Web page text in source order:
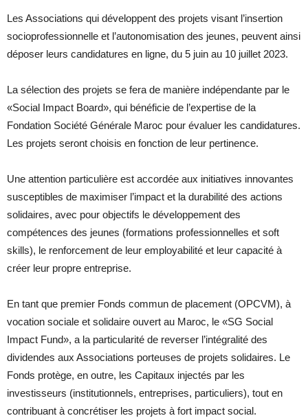
Les Associations qui développent des projets visant l’insertion
socioprofessionnelle et l’autonomisation des jeunes, peuvent ainsi
déposer leurs candidatures en ligne, du 5 juin au 10 juillet 2023.
La sélection des projets se fera de manière indépendante par le
«Social Impact Board», qui bénéficie de l’expertise de la
Fondation Société Générale Maroc pour évaluer les candidatures.
Les projets seront choisis en fonction de leur pertinence.
Une attention particulière est accordée aux initiatives innovantes
susceptibles de maximiser l’impact et la durabilité des actions
solidaires, avec pour objectifs le développement des
compétences des jeunes (formations professionnelles et soft
skills), le renforcement de leur employabilité et leur capacité à
créer leur propre entreprise.
En tant que premier Fonds commun de placement (OPCVM), à
vocation sociale et solidaire ouvert au Maroc, le «SG Social
Impact Fund», a la particularité de reverser l’intégralité des
dividendes aux Associations porteuses de projets solidaires. Le
Fonds protège, en outre, les Capitaux injectés par les
investisseurs (institutionnels, entreprises, particuliers), tout en
contribuant à concrétiser les projets à fort impact social.